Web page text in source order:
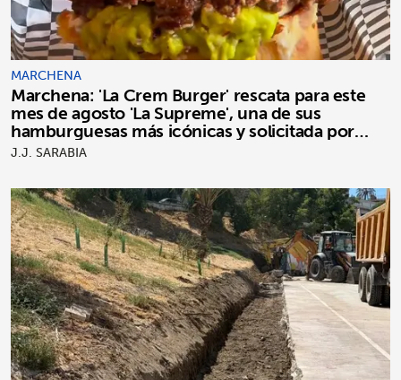
MARCHENA
Marchena: 'La Crem Burger' rescata para este
mes de agosto 'La Supreme', una de sus
hamburguesas más icónicas y solicitada por
clientes
J.J. SARABIA